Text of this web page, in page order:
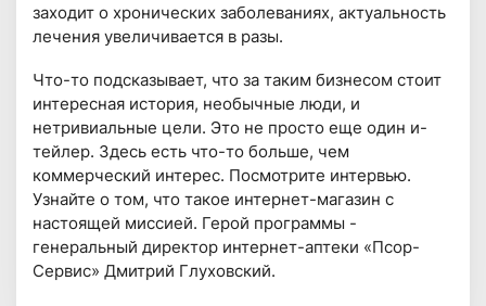
заходит о хронических заболеваниях, актуальность
лечения увеличивается в разы.
Что-то подсказывает, что за таким бизнесом стоит
интересная история, необычные люди, и
нетривиальные цели. Это не просто еще один и-
тейлер. Здесь есть что-то больше, чем
коммерческий интерес. Посмотрите интервью.
Узнайте о том, что такое интернет-магазин с
настоящей миссией. Герой программы -
генеральный директор интернет-аптеки «Псор-
Сервис» Дмитрий Глуховский.